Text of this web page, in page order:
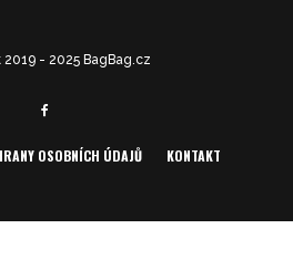
2019 - 2025 BagBag.cz
OSOBNÍCH ÚDAJŮ KONTAKT